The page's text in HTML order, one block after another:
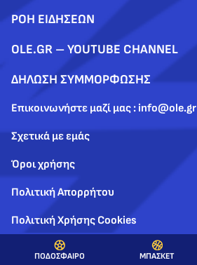
ΠΟΔΟΣΦΑΙΡΟ ΜΠΑΣΚΕΤ
ΡΟΗ ΕΙΔΗΣΕΩΝ
OLE.GR – YOUTUBE CHANNEL
ΔΗΛΩΣΗ ΣΥΜΜΟΡΦΩΣΗΣ
Επικοινωνήστε μαζί μας : info@ole.gr
Σχετικά με εμάς
Όροι χρήσης
Πολιτική Απορρήτου
Πολιτική Χρήσης Cookies